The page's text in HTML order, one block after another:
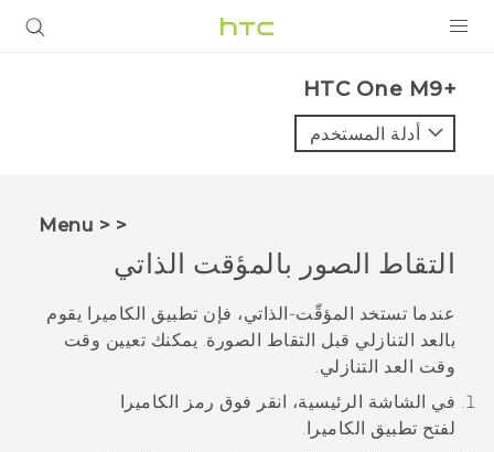
VIVE
VIVERSE
البرامج + التطبيقات
الدعم
أجهزة HTC والملحقات
HTC One M9+‎
أدلة المستخدم
< < Menu
التقاط الصور بالمؤقت الذاتي
عندما تستخد المؤقّت-الذاتي، فإن تطبيق الكاميرا
يقوم
بالعد التنازلي قبل التقاط الصورة. يمكنك تعيين وقت
وقت العد التنازلي.
في الشاشة
الرئيسية، انقر فوق رمز الكاميرا
لفتح تطبيق الكاميرا .